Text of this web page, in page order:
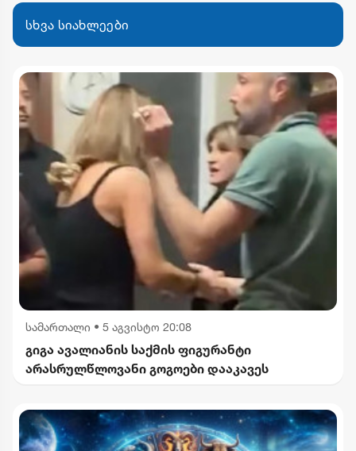
სხვა სიახლეები
სამართალი • 5 აგვისტო 20:08
გიგა ავალიანის საქმის ფიგურანტი
არასრულწლოვანი გოგოები დააკავეს